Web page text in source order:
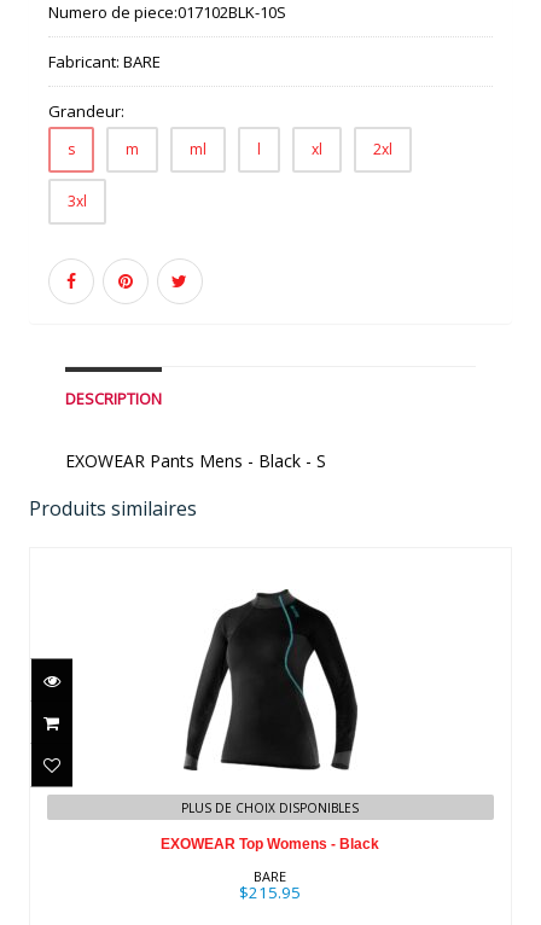
Numero de piece:017102BLK-10S
Fabricant: BARE
Grandeur:
s m ml l xl 2xl
3xl
DESCRIPTION
EXOWEAR Pants Mens - Black - S
Produits similaires
EXOWEAR Top Womens - Black
$215.95
PLUS DE CHOIX DISPONIBLES
EXOWEAR Top Womens - Black
BARE
$215.95